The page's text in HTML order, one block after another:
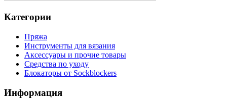
Категории
Пряжа
Инструменты для вязания
Аксессуары и прочие товары
Средства по уходу
Блокаторы от Sockblockers
Информация